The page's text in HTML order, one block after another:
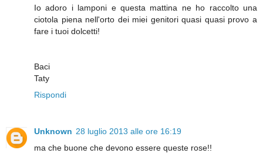
Io adoro i lamponi e questa mattina ne ho raccolto una
ciotola piena nell'orto dei miei genitori quasi quasi provo a
fare i tuoi dolcetti!
Baci
Taty
Rispondi
Unknown 28 luglio 2013 alle ore 16:19
ma che buone che devono essere queste rose!!